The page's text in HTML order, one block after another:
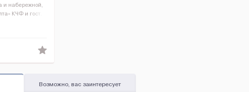
и набережной,
КЧФ и гост.
для отдыха
Возможно, вас заинтересует